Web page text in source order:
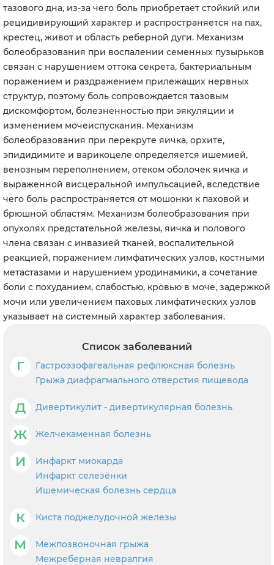
тазового дна, из-за чего боль приобретает стойкий или
рецидивирующий характер и распространяется на пах,
крестец, живот и область реберной дуги. Механизм
болеобразования при воспалении семенных пузырьков
связан с нарушением оттока секрета, бактериальным
поражением и раздражением прилежащих нервных
структур, поэтому боль сопровождается тазовым
дискомфортом, болезненностью при эякуляции и
изменением мочеиспускания. Механизм
болеобразования при перекруте яичка, орхите,
эпидидимите и варикоцеле определяется ишемией,
венозным переполнением, отеком оболочек яичка и
выраженной висцеральной импульсацией, вследствие
чего боль распространяется от мошонки к паховой и
брюшной областям. Механизм болеобразования при
опухолях предстательной железы, яичка и полового
члена связан с инвазией тканей, воспалительной
реакцией, поражением лимфатических узлов, костными
метастазами и нарушением уродинамики, а сочетание
боли с похуданием, слабостью, кровью в моче, задержкой
мочи или увеличением паховых лимфатических узлов
указывает на системный характер заболевания.
Список заболеваний
Г
Гастроэзофагеальная рефлюксная болезнь
Грыжа диафрагмального отверстия пищевода
Д Дивертикулит - дивертикулярная болезнь
Ж Желчекаменная болезнь
И
Инфаркт миокарда
Инфаркт селезёнки
Ишемическая болезнь сердца
К Киста поджелудочной железы
М
Межпозвоночная грыжа
Межреберная невралгия